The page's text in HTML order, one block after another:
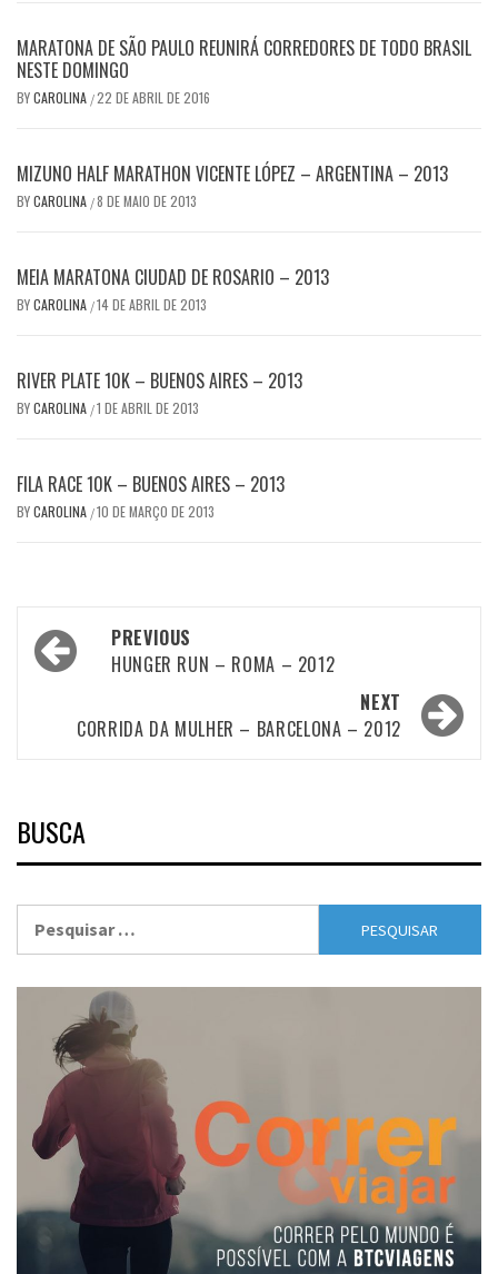
MARATONA DE SÃO PAULO REUNIRÁ CORREDORES DE TODO BRASIL
NESTE DOMINGO
BYCAROLINA /22 DE ABRIL DE 2016
MIZUNO HALF MARATHON VICENTE LÓPEZ – ARGENTINA – 2013
BYCAROLINA /8 DE MAIO DE 2013
MEIA MARATONA CIUDAD DE ROSARIO – 2013
BYCAROLINA /14 DE ABRIL DE 2013
RIVER PLATE 10K – BUENOS AIRES – 2013
BYCAROLINA /1 DE ABRIL DE 2013
FILA RACE 10K – BUENOS AIRES – 2013
BYCAROLINA /10 DE MARÇO DE 2013
Post
navigation
PREVIOUS
HUNGER RUN – ROMA – 2012
NEXT
CORRIDA DA MULHER – BARCELONA – 2012
BUSCA